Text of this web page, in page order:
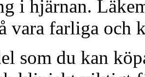
i hjärnan.
vara farliga och
som du kan